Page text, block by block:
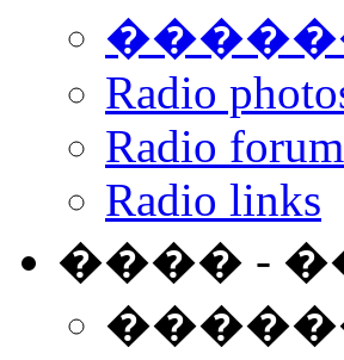
Radio
Radio forum
Radio links
���� -